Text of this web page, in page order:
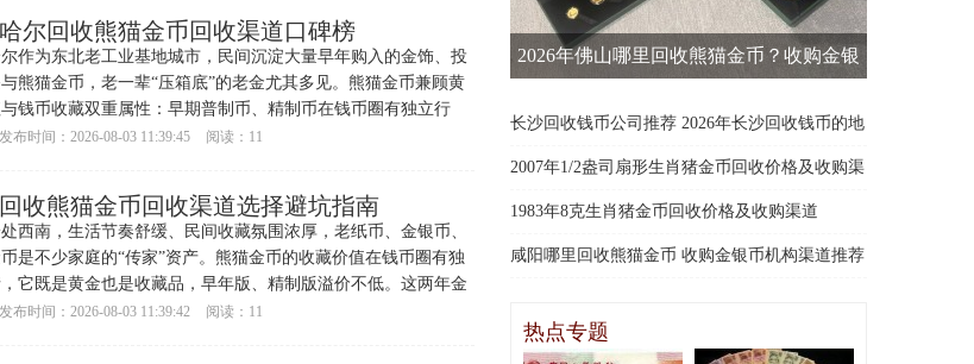
尔回收熊猫金币回收渠道口碑榜
作为东北老工业基地城市，民间沉淀大量早年购入的金饰、投
熊猫金币，老一辈“压箱底”的老金尤其多见。熊猫金币兼顾黄
钱币收藏双重属性：早期普制币、精制币在钱币圈有独立行
、版别、品相都直
发布时间：2026-08-03 11:39:45 阅读：11
收熊猫金币回收渠道选择避坑指南
西南，生活节奏舒缓、民间收藏氛围浓厚，老纸币、金银币、
是不少家庭的“传家”资产。熊猫金币的收藏价值在钱币圈有独
它既是黄金也是收藏品，早年版、精制版溢价不低。这两年金
黔西藏友陆续出
发布时间：2026-08-03 11:39:42 阅读：11
2026年佛山哪里回收熊猫金币？收购金银
长沙回收钱币公司推荐 2026年长沙回收钱币的地
方
2007年1/2盎司扇形生肖猪金币回收价格及收购渠
道
1983年8克生肖猪金币回收价格及收购渠道
咸阳哪里回收熊猫金币 收购金银币机构渠道推荐
热点专题